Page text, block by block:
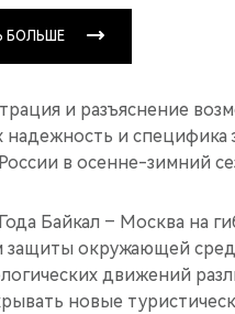
БОЛЬШЕ
и разъяснение
и специфика
в осенне-зимний
Байкал – Москва на
окружающей
движений
новые